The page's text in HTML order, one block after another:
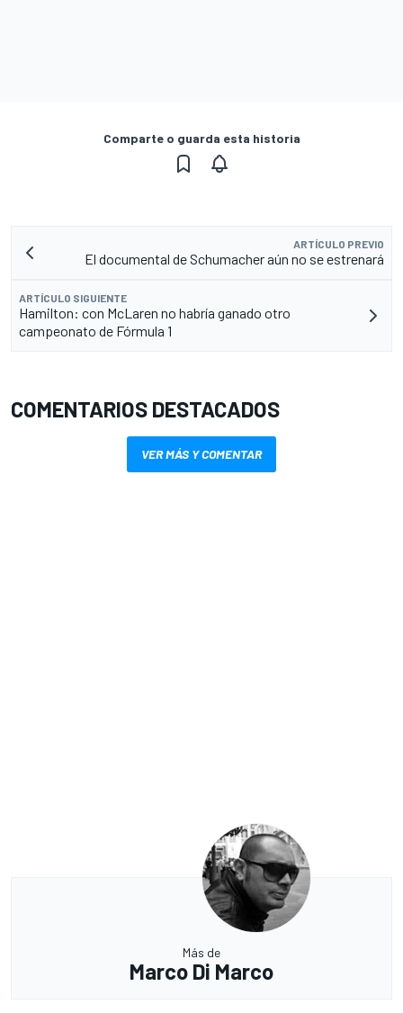
Comparte o guarda esta historia
ARTÍCULO PREVIO
El documental de Schumacher aún no se estrenará
ARTÍCULO SIGUIENTE
Hamilton: con McLaren no habría ganado otro
campeonato de Fórmula 1
COMENTARIOS DESTACADOS
VER MÁS Y COMENTAR
Más de
Marco Di Marco